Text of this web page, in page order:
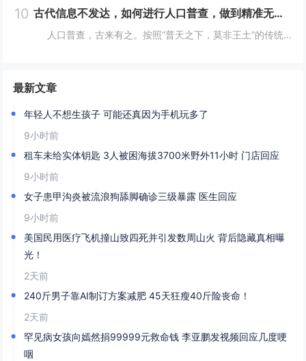
10 古代信息不发达，如何进行人口普查，做到精准无误？折服古人智慧
人口普查，古来有之。按照“普天之下，莫非王土”的传统，将户籍统计纳入到细化准确这一办法，我国在世界历史上都属于遥遥领先者。那么在古代没有任何今天的完整统计技术，是怎么做到精确统计的呢？人口直接关系到兴...
最新文章
年轻人不想生孩子 可能还真因为手机玩多了
9小时前
租车未给实体钥匙 3人被困海拔3700米野外11小时 门店回应
9小时前
女子患甲沟炎被流浪狗舔脚确诊三级暴露 医生回应
9小时前
美国民用医疗飞机撞山致四死并引发数周山火 背后隐藏真相曝
光！
2天前
240斤男子靠AI制订方案减肥 45天狂瘦40斤险丧命！
2天前
罕见病女孩向嫣然捐99999元救命钱 李亚鹏发视频回应几度哽
咽